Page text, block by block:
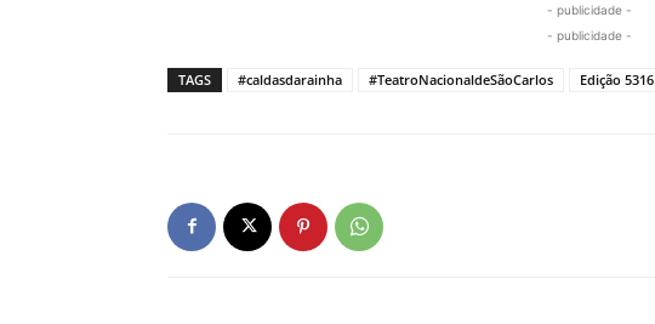
- publicidade -
- publicidade -
TAGS #caldasdarainha #TeatroNacionaldeSãoCarlos Edição 5316